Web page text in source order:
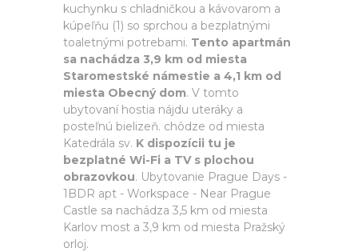
kuchynku s chladničkou a kávovarom a
kúpeľňu (1) so sprchou a bezplatnými
toaletnými potrebami. Tento apartmán
sa nachádza 3,9 km od miesta
Staromestské námestie a 4,1 km od
miesta Obecný dom. V tomto
ubytovaní hostia nájdu uteráky a
posteľnú bielizeň. chôdze od miesta
Katedrála sv. K dispozícii tu je
bezplatné Wi-Fi a TV s plochou
obrazovkou. Ubytovanie Prague Days -
1BDR apt - Workspace - Near Prague
Castle sa nachádza 3,5 km od miesta
Karlov most a 3,9 km od miesta Pražský
orloj.